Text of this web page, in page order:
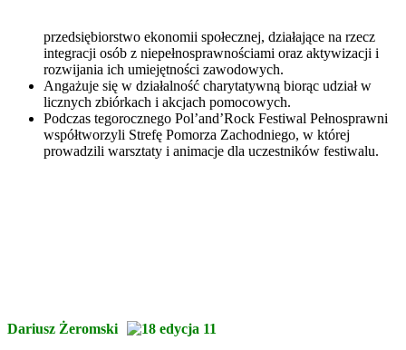
przedsiębiorstwo ekonomii społecznej, działające na rzecz
integracji osób z niepełnosprawnościami oraz aktywizacji i
rozwijania ich umiejętności zawodowych.
Angażuje się w działalność charytatywną biorąc udział w
licznych zbiórkach i akcjach pomocowych.
Podczas tegorocznego Pol’and’Rock Festiwal Pełnosprawni
współtworzyli Strefę Pomorza Zachodniego, w której
prowadzili warsztaty i animacje dla uczestników festiwalu.
Dariusz Żeromski